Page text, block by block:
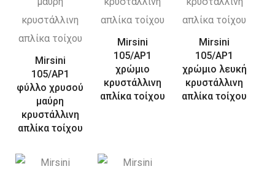
Mirsini
105/AP1
φύλλο χρυσού
μαύρη
κρυστάλλινη
απλίκα τοίχου
Mirsini
105/AP1
χρώμιο
κρυστάλλινη
απλίκα τοίχου
Mirsini
105/AP1
χρώμιο λευκή
κρυστάλλινη
απλίκα τοίχου